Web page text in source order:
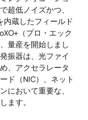
超低ノイズかつ、
内蔵したフィールド
（プロ・エック
量産を開始しまし
振器は、光ファイ
、アクセラレータ
ド（NIC）、ネット
において重要な、
ます。